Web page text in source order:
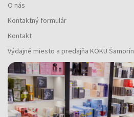
O nás
Kontaktný formulár
Kontakt
Výdajné miesto a predajňa KOKU Šamorín